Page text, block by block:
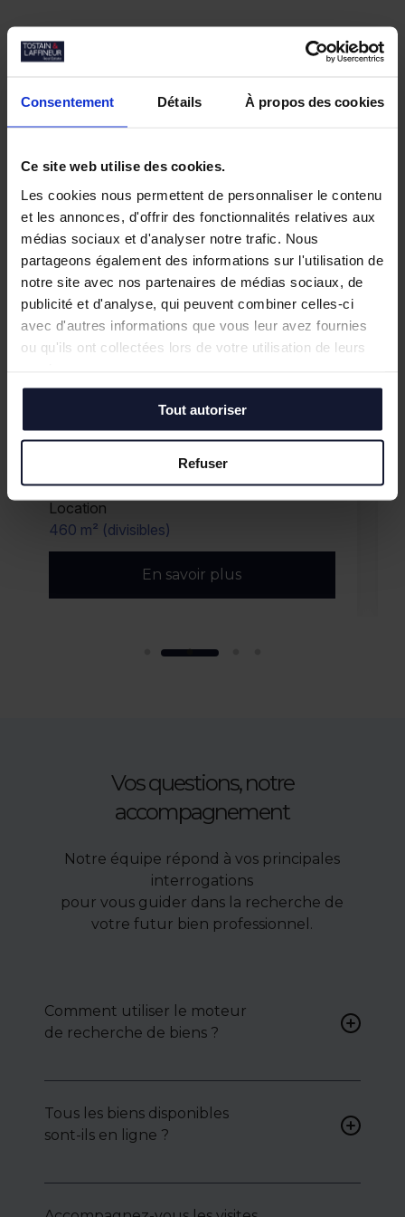
Consentement Détails À propos des cookies
Ce site web utilise des cookies.
Les cookies nous permettent de personnaliser le contenu
et les annonces, d'offrir des fonctionnalités relatives aux
médias sociaux et d'analyser notre trafic. Nous
partageons également des informations sur l'utilisation de
notre site avec nos partenaires de médias sociaux, de
publicité et d'analyse, qui peuvent combiner celles-ci
avec d'autres informations que vous leur avez fournies
ou qu'ils ont collectées lors de votre utilisation de leurs
Tout autoriser
Refuser
Nos biens similaires
Location
460 m² (divisibles)
En savoir plus
Vos questions, notre
accompagnement
Notre équipe répond à vos principales
interrogations
pour vous guider dans la recherche de
votre futur bien professionnel.
Comment utiliser le moteur
de recherche de biens ?
pour accéder à une liste de
biens ciblés.
Tous les biens disponibles
sont-ils en ligne ?